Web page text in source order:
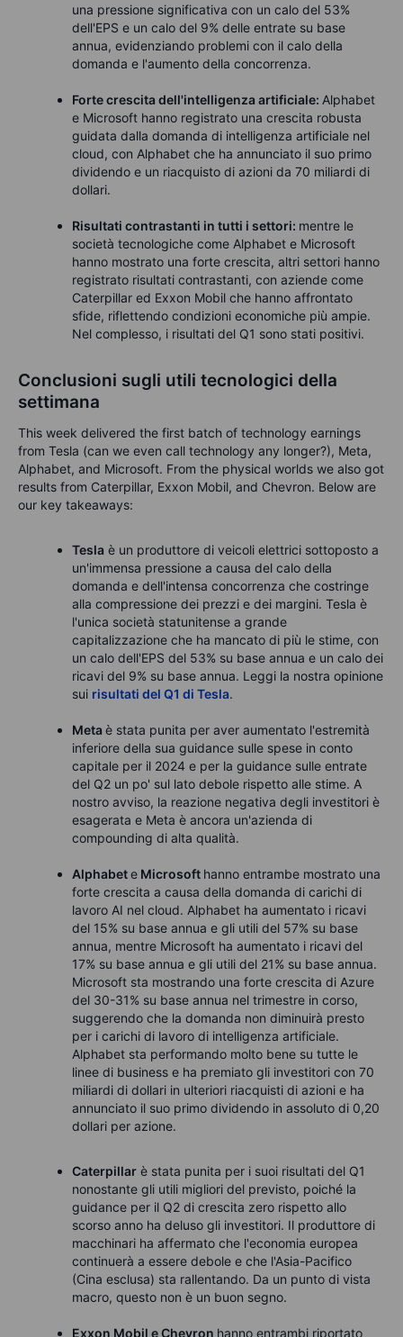
una pressione significativa con un calo del 53%
dell'EPS e un calo del 9% delle entrate su base
annua, evidenziando problemi con il calo della
domanda e l'aumento della concorrenza.
Forte crescita dell'intelligenza artificiale: Alphabet
e Microsoft hanno registrato una crescita robusta
guidata dalla domanda di intelligenza artificiale nel
cloud, con Alphabet che ha annunciato il suo primo
dividendo e un riacquisto di azioni da 70 miliardi di
dollari.
Risultati contrastanti in tutti i settori: mentre le
società tecnologiche come Alphabet e Microsoft
hanno mostrato una forte crescita, altri settori hanno
registrato risultati contrastanti, con aziende come
Caterpillar ed Exxon Mobil che hanno affrontato
sfide, riflettendo condizioni economiche più ampie.
Nel complesso, i risultati del Q1 sono stati positivi.
Conclusioni sugli utili tecnologici della
settimana
This week delivered the first batch of technology earnings
from Tesla (can we even call technology any longer?), Meta,
Alphabet, and Microsoft. From the physical worlds we also got
results from Caterpillar, Exxon Mobil, and Chevron. Below are
our key takeaways:
Tesla è un produttore di veicoli elettrici sottoposto a
un'immensa pressione a causa del calo della
domanda e dell'intensa concorrenza che costringe
alla compressione dei prezzi e dei margini. Tesla è
l'unica società statunitense a grande
capitalizzazione che ha mancato di più le stime, con
un calo dell'EPS del 53% su base annua e un calo dei
ricavi del 9% su base annua. Leggi la nostra opinione
sui risultati del Q1 di Tesla.
Meta è stata punita per aver aumentato l'estremità
inferiore della sua guidance sulle spese in conto
capitale per il 2024 e per la guidance sulle entrate
del Q2 un po' sul lato debole rispetto alle stime. A
nostro avviso, la reazione negativa degli investitori è
esagerata e Meta è ancora un'azienda di
compounding di alta qualità.
Alphabete Microsoft hanno entrambe mostrato una
forte crescita a causa della domanda di carichi di
lavoro AI nel cloud. Alphabet ha aumentato i ricavi
del 15% su base annua e gli utili del 57% su base
annua, mentre Microsoft ha aumentato i ricavi del
17% su base annua e gli utili del 21% su base annua.
Microsoft sta mostrando una forte crescita di Azure
del 30-31% su base annua nel trimestre in corso,
suggerendo che la domanda non diminuirà presto
per i carichi di lavoro di intelligenza artificiale.
Alphabet sta performando molto bene su tutte le
linee di business e ha premiato gli investitori con 70
miliardi di dollari in ulteriori riacquisti di azioni e ha
annunciato il suo primo dividendo in assoluto di 0,20
dollari per azione.
Caterpillar è stata punita per i suoi risultati del Q1
nonostante gli utili migliori del previsto, poiché la
guidance per il Q2 di crescita zero rispetto allo
scorso anno ha deluso gli investitori. Il produttore di
macchinari ha affermato che l'economia europea
continuerà a essere debole e che l'Asia-Pacifico
(Cina esclusa) sta rallentando. Da un punto di vista
macro, questo non è un buon segno.
Exxon Mobil e Chevron hanno entrambi riportato